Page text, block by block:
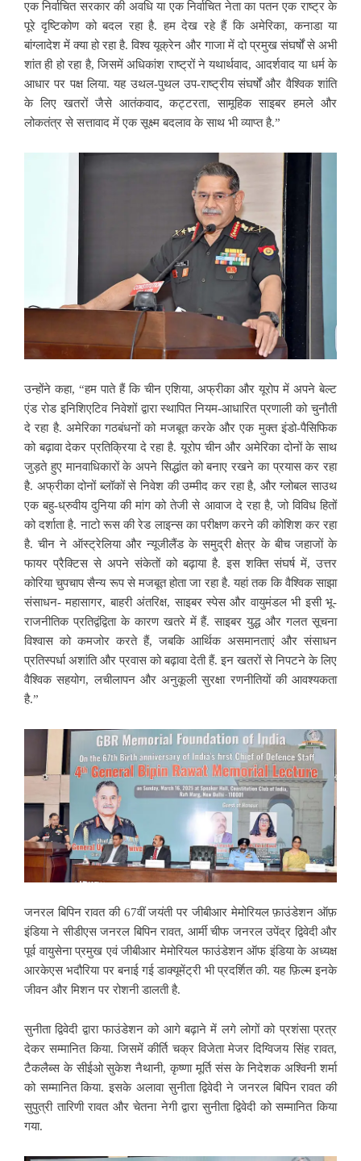
एक निर्वाचित सरकार की अवधि या एक निर्वाचित नेता का पतन एक राष्ट्र के
पूरे दृष्टिकोण को बदल रहा है. हम देख रहे हैं कि अमेरिका, कनाडा या
बांग्लादेश में क्या हो रहा है. विश्व यूक्रेन और गाजा में दो प्रमुख संघर्षों से अभी
शांत ही हो रहा है, जिसमें अधिकांश राष्ट्रों ने यथार्थवाद, आदर्शवाद या धर्म के
आधार पर पक्ष लिया. यह उथल-पुथल उप-राष्ट्रीय संघर्षों और वैश्विक शांति
के लिए खतरों जैसे आतंकवाद, कट्टरता, सामूहिक साइबर हमले और
लोकतंत्र से सत्तावाद में एक सूक्ष्म बदलाव के साथ भी व्याप्त है.”
उन्होंने कहा, “हम पाते हैं कि चीन एशिया, अफ्रीका और यूरोप में अपने बेल्ट
एंड रोड इनिशिएटिव निवेशों द्वारा स्थापित नियम-आधारित प्रणाली को चुनौती
दे रहा है. अमेरिका गठबंधनों को मजबूत करके और एक मुक्त इंडो-पैसिफिक
को बढ़ावा देकर प्रतिक्रिया दे रहा है. यूरोप चीन और अमेरिका दोनों के साथ
जुड़ते हुए मानवाधिकारों के अपने सिद्धांत को बनाए रखने का प्रयास कर रहा
है. अफ्रीका दोनों ब्लॉकों से निवेश की उम्मीद कर रहा है, और ग्लोबल साउथ
एक बहु-ध्रुवीय दुनिया की मांग को तेजी से आवाज दे रहा है, जो विविध हितों
को दर्शाता है. नाटो रूस की रेड लाइन्स का परीक्षण करने की कोशिश कर रहा
है. चीन ने ऑस्ट्रेलिया और न्यूजीलैंड के समुद्री क्षेत्र के बीच जहाजों के
फायर प्रैक्टिस से अपने संकेतों को बढ़ाया है. इस शक्ति संघर्ष में, उत्तर
कोरिया चुपचाप सैन्य रूप से मजबूत होता जा रहा है. यहां तक कि वैश्विक साझा
संसाधन- महासागर, बाहरी अंतरिक्ष, साइबर स्पेस और वायुमंडल भी इसी भू-
राजनीतिक प्रतिद्वंद्विता के कारण खतरे में हैं. साइबर युद्ध और गलत सूचना
विश्वास को कमजोर करते हैं, जबकि आर्थिक असमानताएं और संसाधन
प्रतिस्पर्धा अशांति और प्रवास को बढ़ावा देती हैं. इन खतरों से निपटने के लिए
वैश्विक सहयोग, लचीलापन और अनुकूली सुरक्षा रणनीतियों की आवश्यकता
है.”
जनरल बिपिन रावत की 67वीं जयंती पर जीबीआर मेमोरियल फ़ाउंडेशन ऑफ़
इंडिया ने सीडीएस जनरल बिपिन रावत, आर्मी चीफ जनरल उपेंद्र द्विवेदी और
पूर्व वायुसेना प्रमुख एवं जीबीआर मेमोरियल फाउंडेशन ऑफ इंडिया के अध्यक्ष
आरकेएस भदौरिया पर बनाई गई डाक्यूमेंट्री भी प्रदर्शित की. यह फ़िल्म इनके
जीवन और मिशन पर रोशनी डालती है.
सुनीता द्विवेदी द्वारा फाउंडेशन को आगे बढ़ाने में लगे लोगों को प्रशंसा प्रत्र
देकर सम्मानित किया. जिसमें कीर्ति चक्र विजेता मेजर दिग्विजय सिंह रावत,
टैकलैब्स के सीईओ सुकेश नैथानी, कृष्णा मूर्ति संस के निदेशक अश्विनी शर्मा
को सम्मानित किया. इसके अलावा सुनीता द्विवेदी ने जनरल बिपिन रावत की
सुपुत्री तारिणी रावत और चेतना नेगी द्वारा सुनीता द्विवेदी को सम्मानित किया
गया.